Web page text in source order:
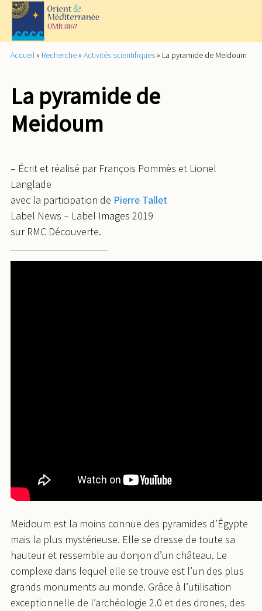
Accueil » Recherche » Activités scientifiques » La pyramide de Meidoum
La pyramide de
Meidoum
– Écrit et réalisé par François Pommès et Lionel
Langlade
avec la participation de Pierre Tallet
Label News – Label Images 2019
sur RMC Découverte.
Meidoum est la moins connue des pyramides d’Égypte
mais la plus mystérieuse. Elle se dresse de toute sa
hauteur et ressemble au donjon d’un château. Le
complexe dans lequel elle se trouve est l’un des plus
grands monuments au monde. Grâce à l’utilisation
exceptionnelle de l’archéologie 2.0 et des drones, des